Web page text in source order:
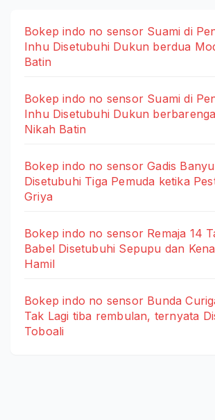
Bokep indo no sensor Suami di
Inhu Disetubuhi Dukun berdua
Batin
Bokep indo no sensor Suami di
Inhu Disetubuhi Dukun
Nikah Batin
Bokep indo no sensor Gadis
Disetubuhi Tiga Pemuda ketika
Griya
Bokep indo no sensor Remaja 14
Babel Disetubuhi Sepupu dan
Hamil
Bokep indo no sensor Bunda
Tak Lagi tiba rembulan, ternyata
Toboali